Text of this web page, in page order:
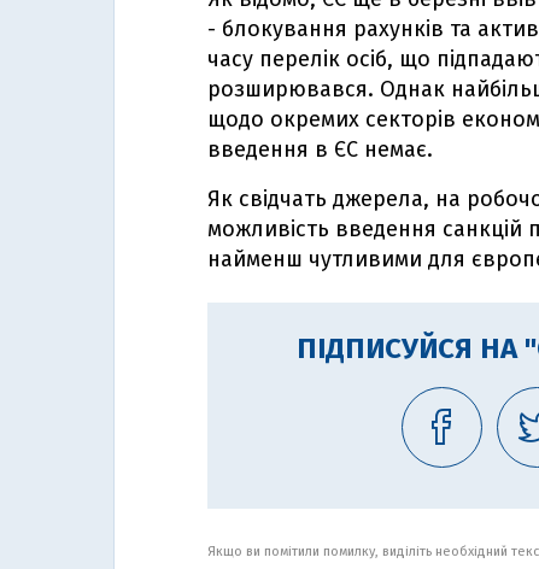
- блокування рахунків та
часу перелік осіб, що
розширювався. Однак
щодо окремих секторів
введення в ЄС немає.
Як свідчать джерела, на
можливість введення санкцій
найменш чутливими для
ПІДПИСУЙСЯ НА
Якщо ви помітили помилку, виділіть необхідний